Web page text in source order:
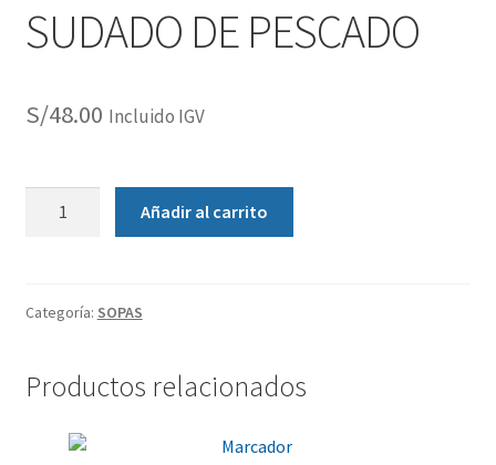
SUDADO DE PESCADO
S/48.00 Incluido IGV
Añadir al carrito
Categoría: SOPAS
Productos relacionados